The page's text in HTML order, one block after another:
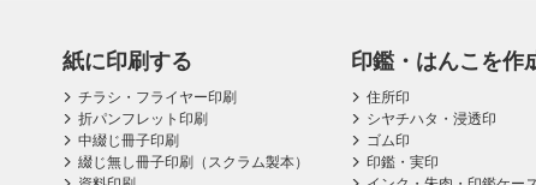
紙に印刷する
チラシ・フライヤー印刷
折パンフレット印刷
中綴じ冊子印刷
綴じ無し冊子印刷（スクラム製本）
印鑑・はんこを作
住所印
シヤチハタ・浸透印
ゴム印
印鑑・実印